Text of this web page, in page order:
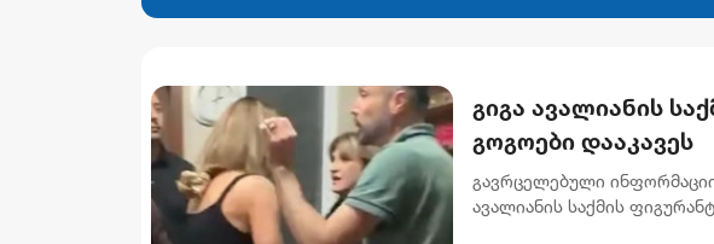
გიგა ავალიანის
გოგოები დააკავეს
გავრცელებული
ავალიანის საქმის